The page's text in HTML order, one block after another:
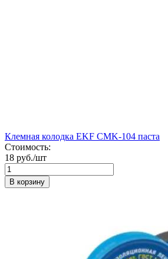
Клемная колодка EKF CMK-104 паста
Стоимость:
18 руб./шт
В корзину